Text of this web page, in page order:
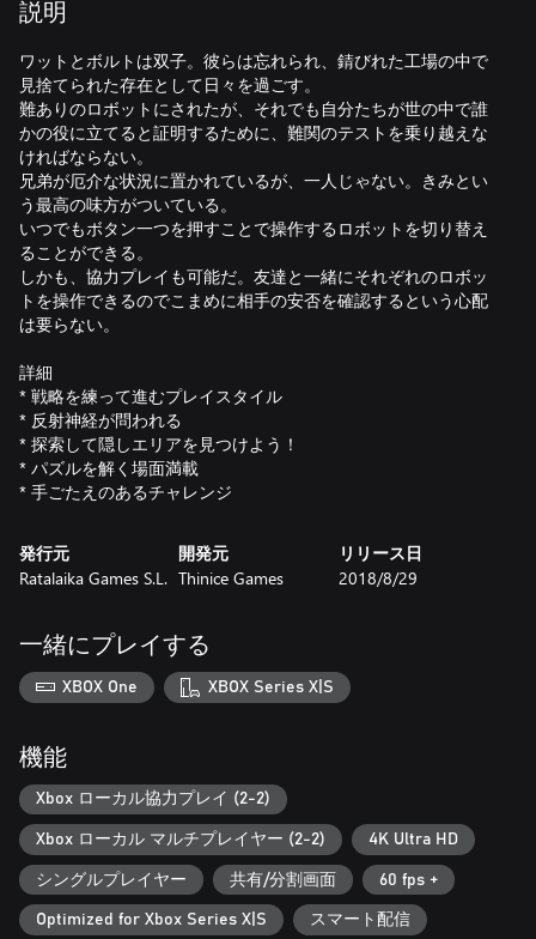
説明
ワットとボルトは双子。彼らは忘れられ、錆びれた工場の中で
見捨てられた存在として日々を過ごす。
難ありのロボットにされたが、それでも自分たちが世の中で誰
かの役に立てると証明するために、難関のテストを乗り越えな
ければならない。
兄弟が厄介な状況に置かれているが、一人じゃない。きみとい
う最高の味方がついている。
いつでもボタン一つを押すことで操作するロボットを切り替え
ることができる。
しかも、協力プレイも可能だ。友達と一緒にそれぞれのロボッ
トを操作できるのでこまめに相手の安否を確認するという心配
は要らない。
詳細
* 戦略を練って進むプレイスタイル
* 反射神経が問われる
* 探索して隠しエリアを見つけよう！
* パズルを解く場面満載
* 手ごたえのあるチャレンジ
発行元
Ratalaika Games S.L.
開発元
Thinice Games
リリース日
2018/8/29
一緒にプレイする
XBOX One XBOX Series X|S
機能
Xbox ローカル協力プレイ (2-2)
Xbox ローカル マルチプレイヤー (2-2) 4K Ultra HD
シングルプレイヤー 共有/分割画面 60 fps +
Optimized for Xbox Series X|S スマート配信